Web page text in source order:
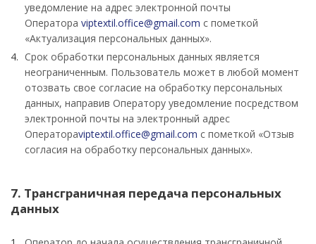
уведомление на адрес электронной почты
Оператора viptextil.office@gmail.com с пометкой
«Актуализация персональных данных».
Срок обработки персональных данных является
неограниченным. Пользователь может в любой момент
отозвать свое согласие на обработку персональных
данных, направив Оператору уведомление посредством
электронной почты на электронный адрес
Оператораviptextil.office@gmail.com с пометкой «Отзыв
согласия на обработку персональных данных».
7. Трансграничная передача персональных
данных